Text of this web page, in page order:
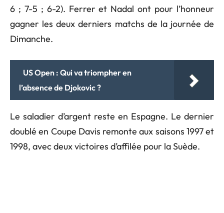
6 ; 7-5 ; 6-2). Ferrer et Nadal ont pour l’honneur
gagner les deux derniers matchs de la journée de
Dimanche.
US Open : Qui va triompher en
l’absence de Djokovic ?
Le saladier d’argent reste en Espagne. Le dernier
doublé en Coupe Davis remonte aux saisons 1997 et
1998, avec deux victoires d’affilée pour la Suède.